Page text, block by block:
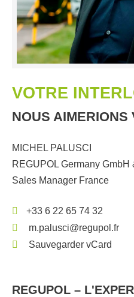
VOTRE
NOUS AIMERIONS
MICHEL PALUSCI
REGUPOL Germany GmbH
Sales Manager France
+33 6 22 65 74 32
m.palusci@regupol.fr
Sauvegarder vCard
REGUPOL –